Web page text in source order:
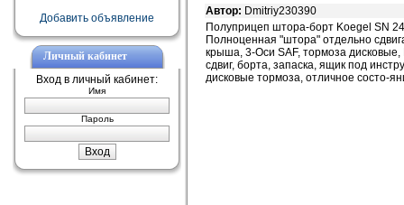
Добавить объявление
Личный кабинет
Вход в личный кабинет:
Имя
Пароль
Автор: Dmitriy230390
Полуприцеп штора-борт Koegel SN
Полноценная "штора" отдельно
крыша, 3-Оси SAF, тормоза
сдвиг, борта, запаска, ящик под
дисковые тормоза, отличное состо-